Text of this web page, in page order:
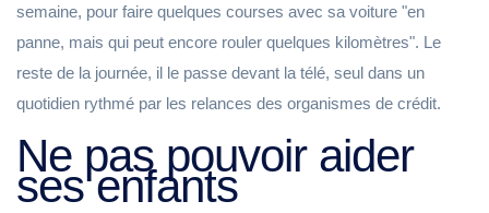
semaine, pour faire quelques courses avec sa voiture "en
panne, mais qui peut encore rouler quelques kilomètres". Le
reste de la journée, il le passe devant la télé, seul dans un
quotidien rythmé par les relances des organismes de crédit.
Ne pas pouvoir aider
ses enfants